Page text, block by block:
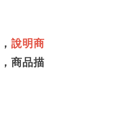
說明商
商品描